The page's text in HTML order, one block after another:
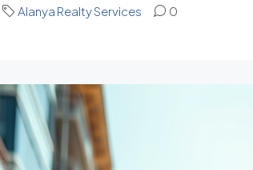
Alanya Realty Services 0